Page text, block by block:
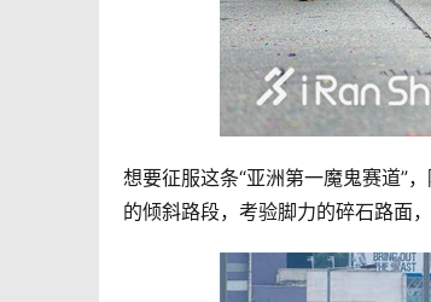
想要征服这条“亚洲第一魔鬼赛道”
的倾斜路段，考验脚力的碎石路面